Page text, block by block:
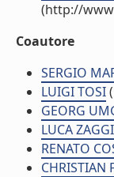
(http://
Coautore
SERGIO
LUIGI TOSI
GEORG
LUCA
RENATO
CHRISTIAN